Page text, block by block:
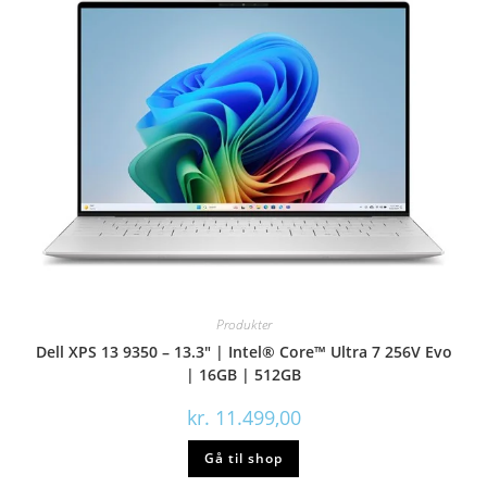
Produkter
Dell XPS 13 9350 – 13.3″ | Intel® Core™ Ultra 7 256V Evo
| 16GB | 512GB
kr. 11.499,00
Gå til shop